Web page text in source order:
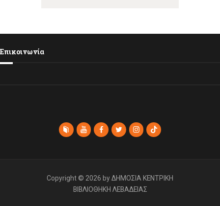
Επικοινωνία
Copyright © 2026 by ΔΗΜΟΣΙΑ ΚΕΝΤΡΙΚΗ
ΒΙΒΛΙΟΘΗΚΗ ΛΕΒΑΔΕΙΑΣ